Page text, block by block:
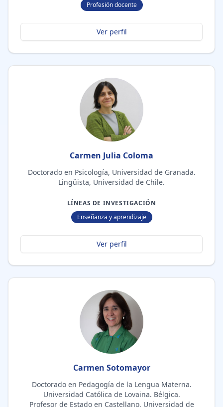
Profesión docente
Ver perfil
Carmen Julia Coloma
Doctorado en Psicología, Universidad de Granada.
Lingüista, Universidad de Chile.
LÍNEAS DE INVESTIGACIÓN
Enseñanza y aprendizaje
Ver perfil
Carmen Sotomayor
Doctorado en Pedagogía de la Lengua Materna.
Universidad Católica de Lovaina. Bélgica.
Profesor de Estado en Castellano, Universidad de